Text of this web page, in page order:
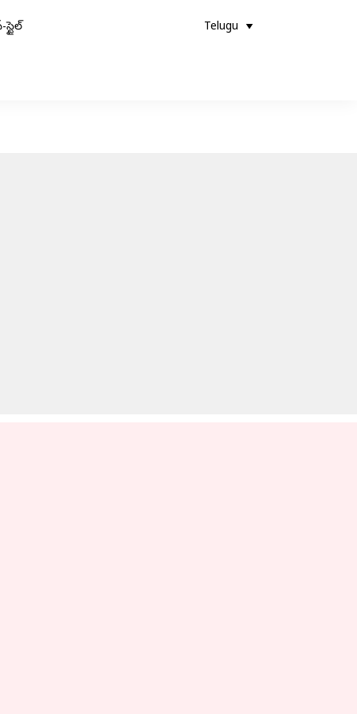
స్టైల్ Telugu